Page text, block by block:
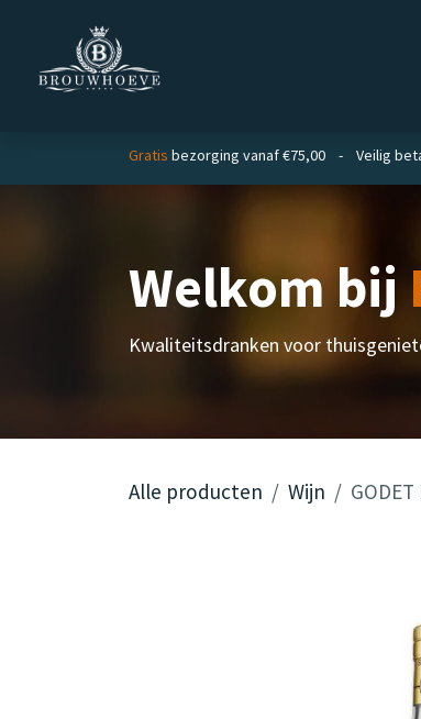
Gratis bezorging vanaf €75,00 - Veilig
Welkom bij
Kwaliteitsdranken voor
Alle producten Wijn